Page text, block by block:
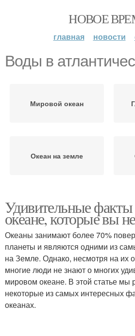
НОВОЕ
главная новости
Воды в
Мировой океан
Океан на земле
Воды на земле
Миллилитры в тихом
океане
Удивительные
океане, которые вы
Океаны занимают более 70%
планеты и являются одними из
на Земле. Однако, несмотря на их
многие люди не знают о многих
мировом океане. В этой статье мы
некоторые из самых интересных
океанах.